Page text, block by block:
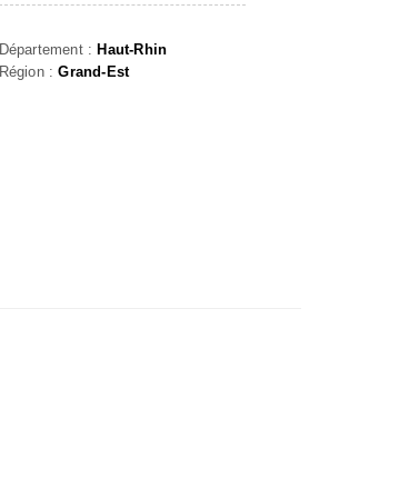
Département : Haut-Rhin
Région :Grand-Est